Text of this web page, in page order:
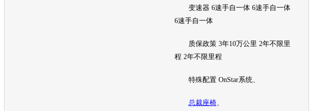
变速器 6速手自一体 6速手自一体
6速手自一体
质保政策 3年10万公里 2年不限里
程 2年不限里程
特殊配置 OnStar系统、
总裁座椅